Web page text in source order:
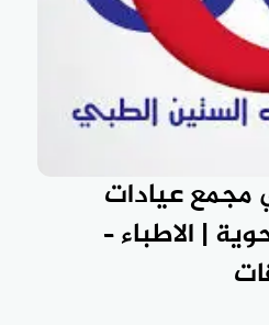
مجمع عيادات
| الاطباء –